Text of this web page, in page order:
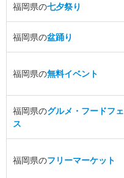
福岡県の七夕祭り
福岡県の盆踊り
福岡県の無料イベント
福岡県のグルメ・フードフェ
ス
福岡県のフリーマーケット